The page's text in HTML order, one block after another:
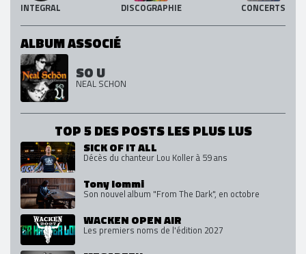
INTEGRAL DISCOGRAPHIE CONCERTS
ALBUM ASSOCIÉ
SO U
NEAL SCHON
TOP 5 DES POSTS LES PLUS LUS
SICK OF IT ALL
Décès du chanteur Lou Koller à 59 ans
Tony Iommi
Son nouvel album "From The Dark", en octobre
WACKEN OPEN AIR
Les premiers noms de l'édition 2027